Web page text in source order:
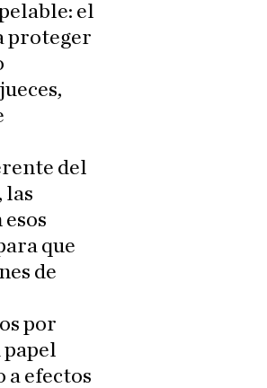
el
proteger
del
las
que
de
por
papel
a efectos